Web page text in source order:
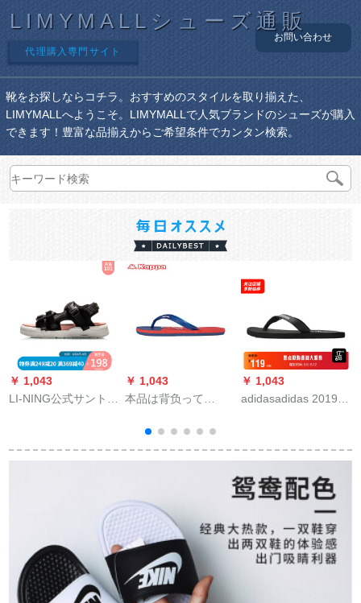
LIMYMALLシューズ通販
代理購入専門サイト
お問い合わせ
靴をお探しならコチラ。おすすめのスタイルを取り揃えた、
LIMYMALLへようこそ。LIMYMALLで人気ブランドのシューズが購入
できます！豊富な品揃えからご希望条件でカンタン検索。
￥ 1,043
LI-NING公式サントダ
標準黒/オリンジー
￥ 1,043
本品は背负って
型の夏の男女のカー
リングの凉しいスッ
の青/红火色-822を引
いています。
￥ 1,043
adidasadidas 2019男
35029 EG 2042